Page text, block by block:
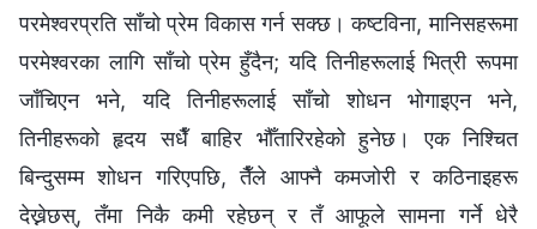
परमेश्‍वरप्रति साँचो प्रेम विकास गर्न सक्छ। कष्टविना, मानिसहरूमा
परमेश्‍वरका लागि साँचो प्रेम हुँदैन; यदि तिनीहरूलाई भित्री रूपमा
जाँचिएन भने, यदि तिनीहरूलाई साँचो शोधन भोगाइएन भने,
तिनीहरूको हृदय सधैँ बाहिर भौँतारिरहेको हुनेछ। एक निश्चित
बिन्दुसम्म शोधन गरिएपछि, तैँले आफ्नै कमजोरी र कठिनाइहरू
देख्नेछस्, तँमा निकै कमी रहेछन् र तँ आफूले सामना गर्ने धेरै